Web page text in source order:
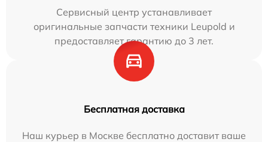
Сервисный центр устанавливает
оригинальные запчасти техники Leupold и
предоставляет гарантию до 3 лет.
Бесплатная доставка
Наш курьер в Москве бесплатно доставит ваше